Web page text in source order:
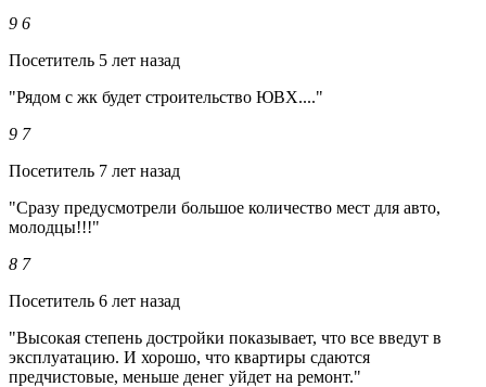
9 6
Посетитель 5 лет назад
"Рядом с жк будет строительство ЮВХ...."
9 7
Посетитель 7 лет назад
"Сразу предусмотрели большое количество мест для авто,
молодцы!!!"
8 7
Посетитель 6 лет назад
"Высокая степень достройки показывает, что все введут в
эксплуатацию. И хорошо, что квартиры сдаются
предчистовые, меньше денег уйдет на ремонт."